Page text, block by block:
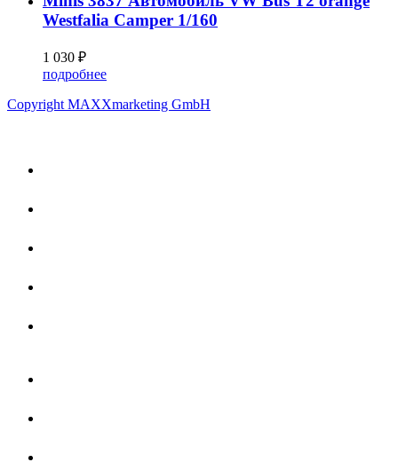
Westfalia Camper 1/160
1 030 ₽
подробнее
Copyright MAXXmarketing GmbH